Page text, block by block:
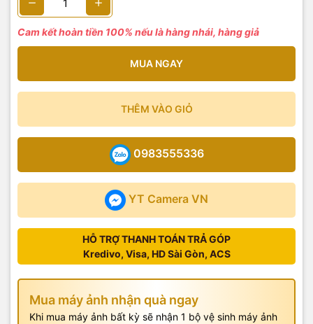
Cam kết hoàn tiền 100% nếu là hàng nhái, hàng giả
MUA NGAY
THÊM VÀO GIỎ
YT Camera VN
0983555336
HỖ TRỢ THANH TOÁN TRẢ GÓP
Kredivo, Visa, HD Sài Gòn, ACS
Mua máy ảnh nhận quà ngay
Khi mua máy ảnh bất kỳ sẽ nhận 1 bộ vệ sinh máy ảnh